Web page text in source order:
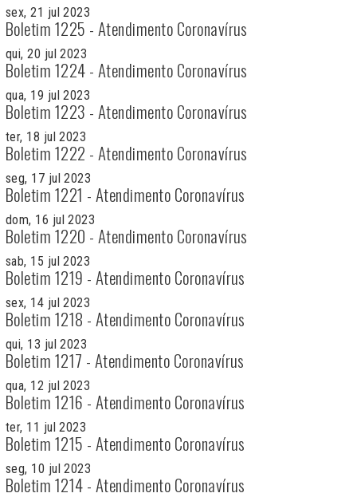
sex, 21 jul 2023
Boletim 1225 - Atendimento Coronavírus
qui, 20 jul 2023
Boletim 1224 - Atendimento Coronavírus
qua, 19 jul 2023
Boletim 1223 - Atendimento Coronavírus
ter, 18 jul 2023
Boletim 1222 - Atendimento Coronavírus
seg, 17 jul 2023
Boletim 1221 - Atendimento Coronavírus
dom, 16 jul 2023
Boletim 1220 - Atendimento Coronavírus
sab, 15 jul 2023
Boletim 1219 - Atendimento Coronavírus
sex, 14 jul 2023
Boletim 1218 - Atendimento Coronavírus
qui, 13 jul 2023
Boletim 1217 - Atendimento Coronavírus
qua, 12 jul 2023
Boletim 1216 - Atendimento Coronavírus
ter, 11 jul 2023
Boletim 1215 - Atendimento Coronavírus
seg, 10 jul 2023
Boletim 1214 - Atendimento Coronavírus